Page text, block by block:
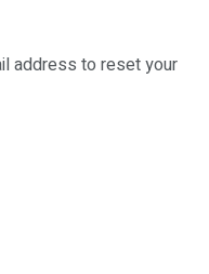
address to reset your